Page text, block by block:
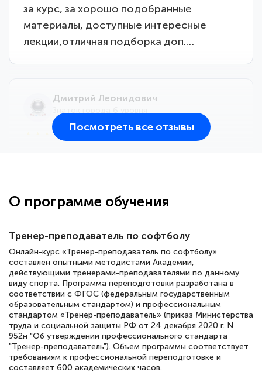
за курс, за хорошо подобранные
материалы, доступные интересные
лекции,отличная подборка доп.…
Дмитрий Леонидович
большое количество методических
сдачи итоговой аттестации. Спасибо
Елена Кравченко
Знаток города 5 уровня
18 марта 2026
Выражаю благодарность за курс
повышения квалификации "Эксперт ЕГЭ по
Посмотреть все отзывы
О программе обучения
Тренер-преподаватель по софтболу
Онлайн-курс «Тренер-преподаватель по софтболу»
составлен опытными методистами Академии,
действующими тренерами-преподавателями по данному
виду спорта. Программа переподготовки разработана в
соответствии с ФГОС (федеральным государственным
образовательным стандартом) и профессиональным
стандартом «Тренер-преподаватель» (приказ Министерства
труда и социальной защиты РФ от 24 декабря 2020 г. N
952н "Об утверждении профессионального стандарта
"Тренер-преподаватель"). Объем программы соответствует
требованиям к профессиональной переподготовке и
составляет 600 академических часов.